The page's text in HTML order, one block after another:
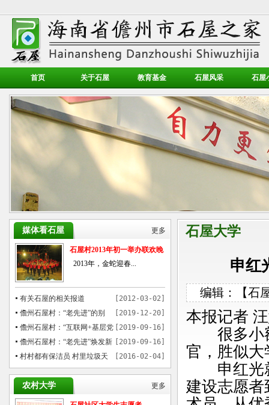
首页 关于石屋 教育基金 石屋风采 石屋
更多
媒体看石屋
石屋村2013年初一举办联欢晚
会
2013年，金蛇迎春...
[2012-03-02]
有关石屋的相关报道
[2019-12-20]
儋州石屋村：“老先进”的别
样“穿越”
[2019-09-16]
儋州石屋村：“互联网+基层党
建”模式催热乡村游
[2019-09-16]
儋州石屋村：“老先进”焕发新
魅力
[2016-02-04]
村村都有保洁员 村里垃圾天
天运
更多
农村大学
石屋大学
申红
编辑：【石
本报记者
很多小额
官，胜似
申红光就
建设志愿